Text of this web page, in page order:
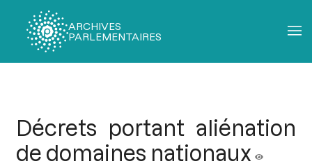
ARCHIVES
PARLEMENTAIRES
Décrets portant aliénation
de domaines nationaux